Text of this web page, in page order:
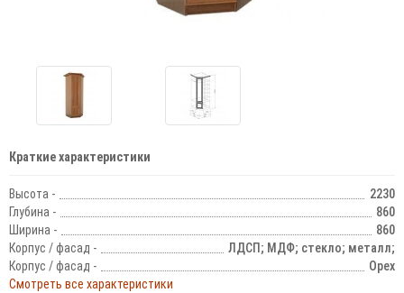
Краткие характеристики
Высота -
2230
Глубина -
860
Ширина -
860
Корпус / фасад -
ЛДСП; МДФ; стекло; металл;
Корпус / фасад -
Орех
Смотреть все характеристики